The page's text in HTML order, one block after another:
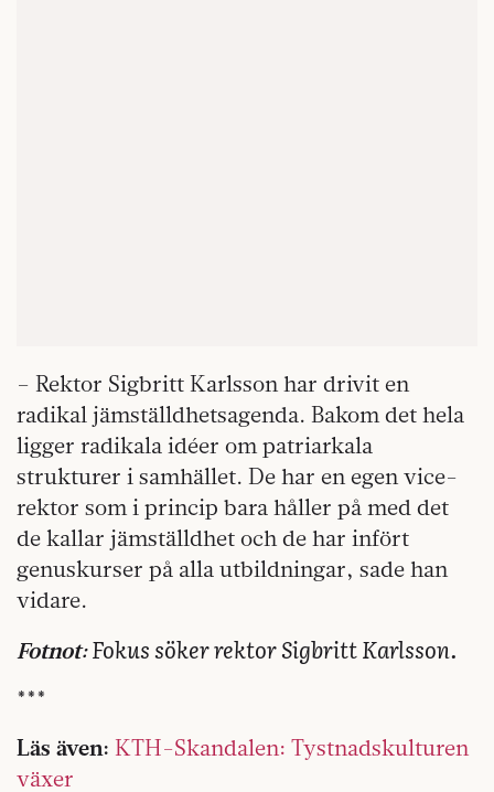
– Rektor Sigbritt Karlsson har drivit en
radikal jämställdhetsagenda. Bakom det hela
ligger radikala idéer om patriarkala
strukturer i samhället. De har en egen vice-
rektor som i princip bara håller på med det
de kallar jämställdhet och de har infört
genuskurser på alla utbildningar, sade han
vidare.
Fotnot:Fokus söker rektor Sigbritt Karlsson.
***
Läs även: KTH-Skandalen: Tystnadskulturen
växer